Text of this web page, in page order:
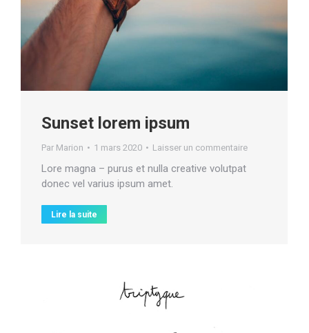
Sunset lorem ipsum
Par Marion 1 mars 2020 Laisser un commentaire
Lore magna – purus et nulla creative volutpat
donec vel varius ipsum amet.
Lire la suite